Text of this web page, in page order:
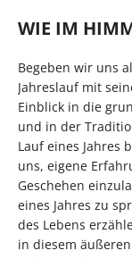
WIE IM
Begeben wir uns
Jahreslauf mit
Einblick in die
und in der
Lauf eines Jahres
uns, eigene
Geschehen
eines Jahres zu
des Lebens
in diesem